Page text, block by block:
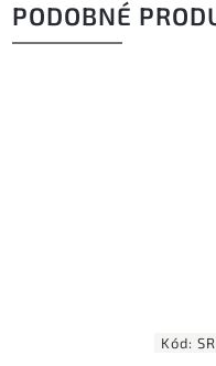
PODOBNÉ
SRM251MBGT2